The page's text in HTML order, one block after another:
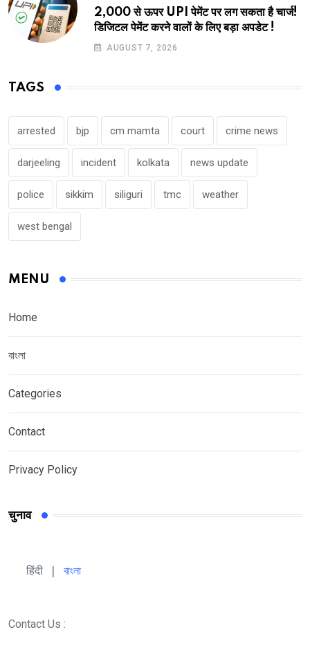
2,000 से ऊपर UPI पेमेंट पर लग सकता है चार्ज!
डिजिटल पेमेंट करने वालों के लिए बड़ा अपडेट !
AUGUST 7, 2026
TAGS
arrested bjp cm mamta court crime news
darjeeling incident kolkata news update
police sikkim siliguri tmc weather
west bengal
MENU
Home
বাংলা
Categories
Contact
Privacy Policy
चुनाव
हिंदी | বাংলা
Contact Us :